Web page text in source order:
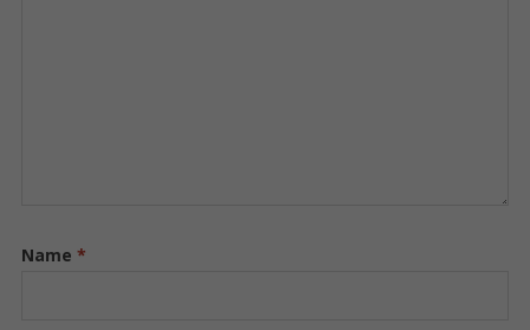
Name *